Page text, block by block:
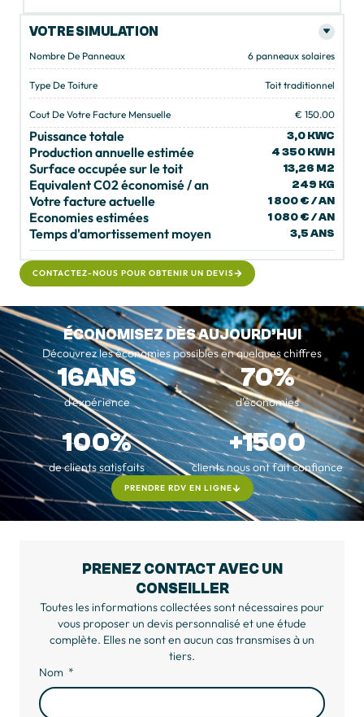
VOTRE SIMULATION
Nombre De Panneaux 6 panneaux solaires
Type De Toiture Toit traditionnel
Cout De Votre Facture Mensuelle € 150.00
Puissance totale 3,0 KWC
Production annuelle estimée 4 350 KWH
Surface occupée sur le toit 13,26 M2
Equivalent C02 économisé / an 249 KG
Votre facture actuelle 1 800 € / AN
Economies estimées 1 080 € / AN
Temps d'amortissement moyen 3,5 ANS
CONTACTEZ-NOUS POUR OBTENIR UN DEVIS
ÉCONOMISEZ DÈS AUJOURD’HUI
Découvrez les économies possibles en quelques chiffres
d’expérience
16ANS
d'économies
70%
de clients satisfaits
100%
clients nous ont fait confiance
+1500
PRENDRE RDV EN LIGNE
PRENEZ CONTACT AVEC UN
CONSEILLER
Toutes les informations collectées sont nécessaires pour
vous proposer un devis personnalisé et une étude
complète. Elles ne sont en aucun cas transmises à un
tiers.
Nom